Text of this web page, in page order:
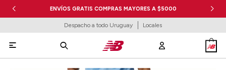
ENVÍOS GRATIS COMPRAS MAYORES A $5000
Despacho a todo Uruguay Locales
